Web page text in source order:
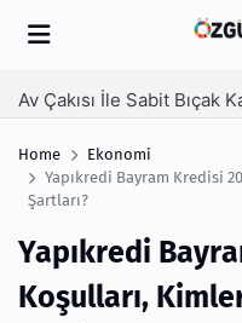
Home
Ekonomi
Yapıkredi Bayram Kredisi
Şartları?
Yapıkredi
Koşulları,